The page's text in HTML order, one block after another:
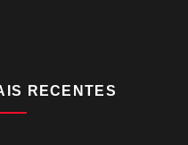
RECENTES